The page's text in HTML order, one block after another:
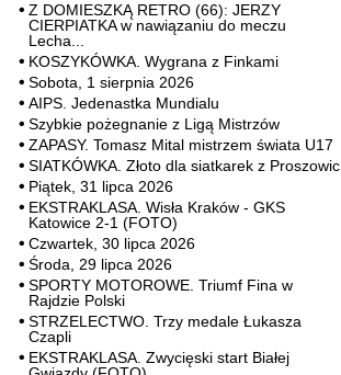
Z DOMIESZKĄ RETRO (66): JERZY
CIERPIATKA w nawiązaniu do meczu
Lecha...
KOSZYKÓWKA. Wygrana z Finkami
Sobota, 1 sierpnia 2026
AIPS. Jedenastka Mundialu
Szybkie pożegnanie z Ligą Mistrzów
ZAPASY. Tomasz Mital mistrzem świata U17
SIATKÓWKA. Złoto dla siatkarek z Proszowic
Piątek, 31 lipca 2026
EKSTRAKLASA. Wisła Kraków - GKS
Katowice 2-1 (FOTO)
Czwartek, 30 lipca 2026
Środa, 29 lipca 2026
SPORTY MOTOROWE. Triumf Fina w
Rajdzie Polski
STRZELECTWO. Trzy medale Łukasza
Czapli
EKSTRAKLASA. Zwycięski start Białej